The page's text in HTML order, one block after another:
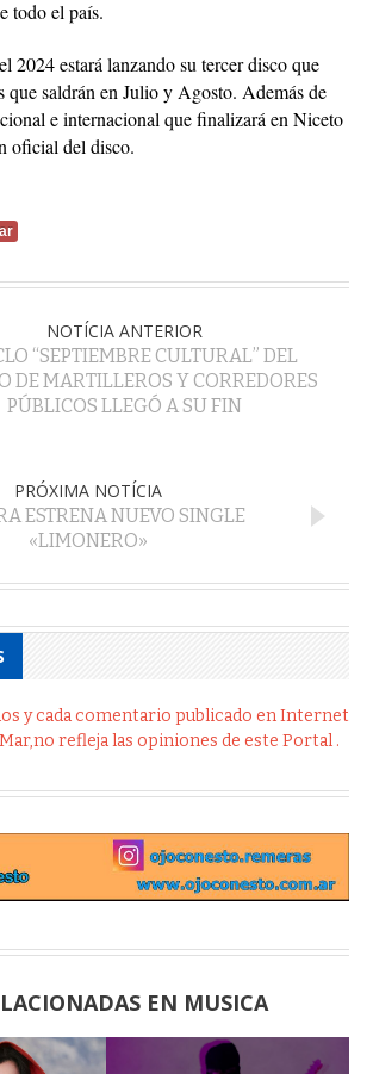
todo el país.
2024 estará lanzando su tercer disco que
que saldrán en Julio y Agosto. Además de
e internacional que finalizará en Niceto
oficial del disco.
NOTÍCIA ANTERIOR
“SEPTIEMBRE CULTURAL” DEL
DE MARTILLEROS Y CORREDORES
PÚBLICOS LLEGÓ A SU FIN
PRÓXIMA NOTÍCIA
ESTRENA NUEVO SINGLE
«LIMONERO»
y cada comentario publicado en Internet
refleja las opiniones de este Portal .
EN MUSICA